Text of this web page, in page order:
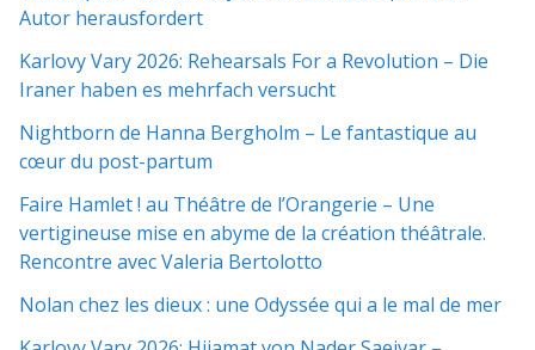
Autor herausfordert
Karlovy Vary 2026: Rehearsals For a Revolution – Die
Iraner haben es mehrfach versucht
Nightborn de Hanna Bergholm – Le fantastique au
cœur du post-partum
Faire Hamlet ! au Théâtre de l’Orangerie – Une
vertigineuse mise en abyme de la création théâtrale.
Rencontre avec Valeria Bertolotto
Nolan chez les dieux : une Odyssée qui a le mal de mer